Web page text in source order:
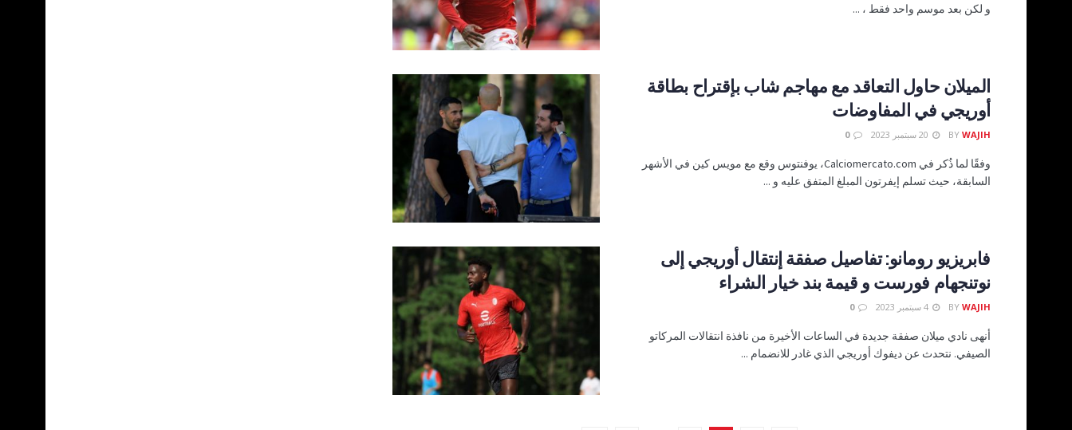
و لكن بعد موسم واحد فقط ، ...
الميلان حاول التعاقد مع مهاجم شاب بإقتراح بطاقة
أوريجي في المفاوضات
BY WAJIH
0
وفقًا لما ذُكر في Calciomercato.com، يوفنتوس وقع مع مويس كين في الأشهر
السابقة، حيث تسلم إيفرتون المبلغ المتفق عليه و ...
فابريزيو رومانو: تفاصيل صفقة إنتقال أوريجي إلى
نوتنجهام فورست و قيمة بند خيار الشراء
BY WAJIH
0
أنهى نادي ميلان صفقة جديدة في الساعات الأخيرة من نافذة انتقالات المركاتو
الصيفي. نتحدث عن ديفوك أوريجي الذي غادر للانضمام ...